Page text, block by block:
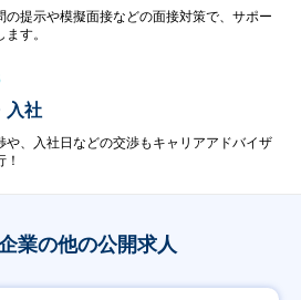
の提示や模擬面接などの面接対策で、サポー
ます。
入社
や、入社日などの交渉もキャリアアドバイザ
！
業の他の公開求人